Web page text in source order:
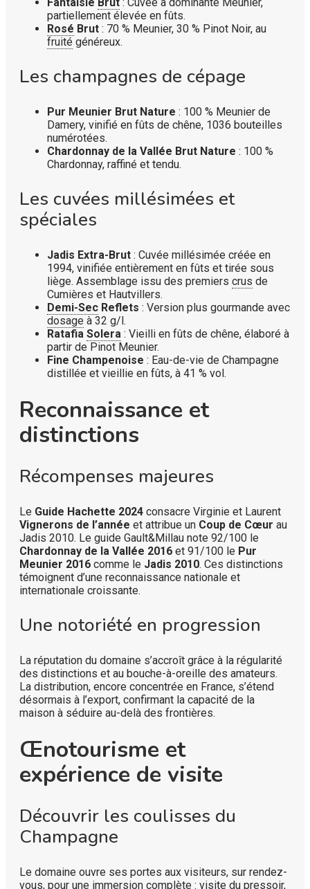
partiellement élevée en fûts.
Rosé Brut : 70 % Meunier, 30 % Pinot Noir, au
fruité généreux.
Les champagnes de cépage
Pur Meunier Brut Nature : 100 % Meunier de
Damery, vinifié en fûts de chêne, 1036 bouteilles
numérotées.
Chardonnay de la Vallée Brut Nature : 100 %
Chardonnay, raffiné et tendu.
Les cuvées millésimées et
spéciales
Jadis Extra-Brut : Cuvée millésimée créée en
1994, vinifiée entièrement en fûts et tirée sous
liège. Assemblage issu des premiers crus de
Cumières et Hautvillers.
Demi-Sec Reflets : Version plus gourmande avec
dosage à 32 g/l.
Ratafia Solera : Vieilli en fûts de chêne, élaboré à
partir de Pinot Meunier.
Fine Champenoise : Eau-de-vie de Champagne
distillée et vieillie en fûts, à 41 % vol.
Reconnaissance et
distinctions
Récompenses majeures
Le Guide Hachette 2024 consacre Virginie et Laurent
Vignerons de l’année et attribue un Coup de Cœur au
Jadis 2010. Le guide Gault&Millau note 92/100 le
Chardonnay de la Vallée 2016 et 91/100 le Pur
Meunier 2016 comme le Jadis 2010. Ces distinctions
témoignent d’une reconnaissance nationale et
internationale croissante.
Une notoriété en progression
La réputation du domaine s’accroît grâce à la régularité
des distinctions et au bouche-à-oreille des amateurs.
La distribution, encore concentrée en France, s’étend
désormais à l’export, confirmant la capacité de la
maison à séduire au-delà des frontières.
Œnotourisme et
expérience de visite
Découvrir les coulisses du
Champagne
Le domaine ouvre ses portes aux visiteurs, sur rendez-
vous, pour une immersion complète : visite du pressoir,